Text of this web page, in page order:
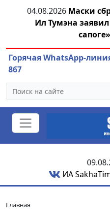
04.08.2026 Маски
Ил Тумэна
Горячая WhatsApp-
867
ИА
Главная